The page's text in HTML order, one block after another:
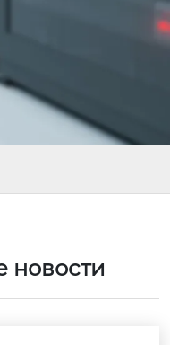
новости